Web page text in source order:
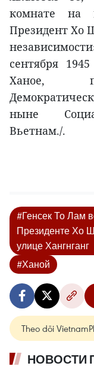
комнате на
Президент Хо
сентября
Ханое,
ныне
Вьетнам./.
#Генсек То Лам
Президенте Хо
улице Хангнганг
#Ханой
Theo dõi
НОВОСТИ